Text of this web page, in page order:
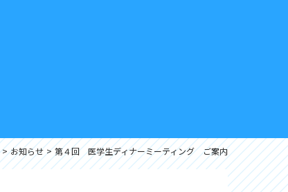
お知らせ 第４回 医学生ディナーミーティング ご案内